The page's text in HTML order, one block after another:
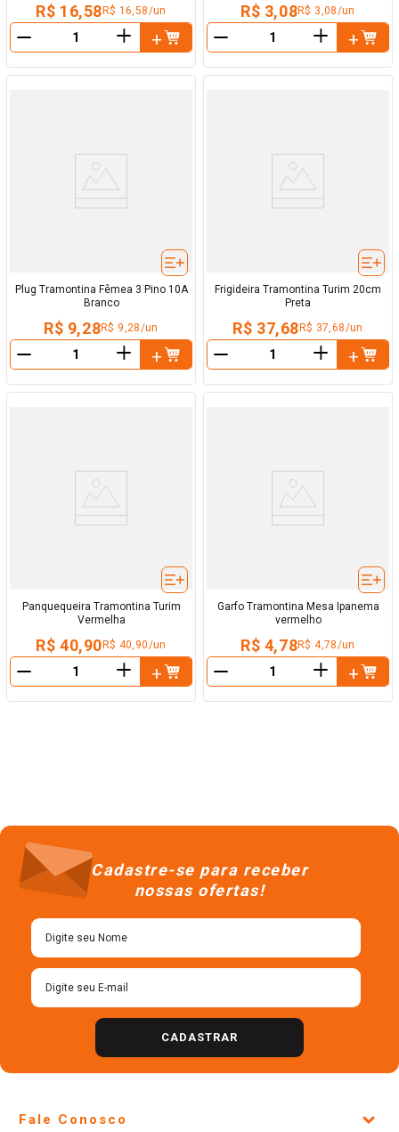
R$ 16,58 R$ 16,58/un
＋
R$ 3,08R$ 3,08/un
＋
Plug Tramontina Fêmea 3 Pino 10A
Branco
R$ 9,28R$ 9,28/un
＋
Frigideira Tramontina Turim 20cm
Preta
R$ 37,68 R$ 37,68/un
＋
Panquequeira Tramontina Turim
Vermelha
R$ 40,90 R$ 40,90/un
＋
Garfo Tramontina Mesa Ipanema
vermelho
R$ 4,78R$ 4,78/un
＋
Cadastre-se para receber
nossas ofertas!
CADASTRAR
Fale Conosco